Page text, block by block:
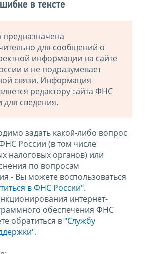
в тексте
для сообщений о
информации на сайте
и не подразумевает
связи. Информация
редактору сайта ФНС
для сведения.
задать какой-либо вопрос
России (в том числе
налоговых органов) или
по вопросам
- Вы можете воспользоваться
в ФНС России".
интернет-
обеспечения ФНС
обратиться в "Службу